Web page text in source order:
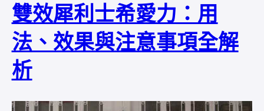
雙效犀利士希愛力：用
法、效果與注意事項全解
析